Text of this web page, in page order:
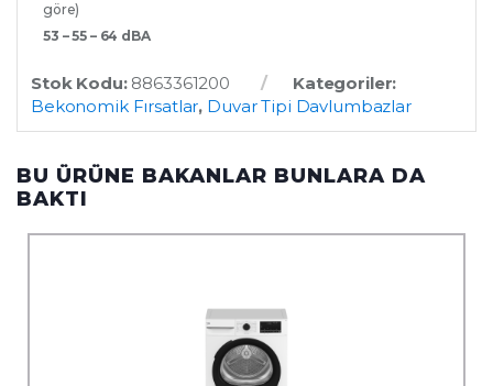
göre)
53 – 55 – 64 dBA
Stok Kodu: 8863361200
Kategoriler:
Bekonomik Fırsatlar, Duvar Tipi Davlumbazlar
BU ÜRÜNE BAKANLAR BUNLARA DA
BAKTI